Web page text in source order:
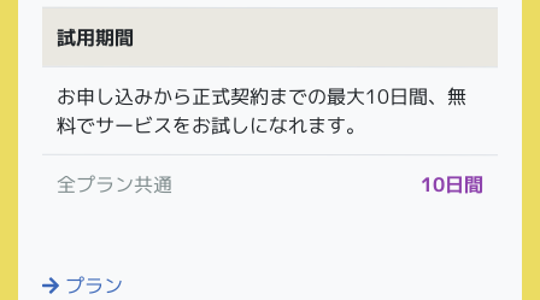
試用期間
お申し込みから正式契約までの最大10日間、無
料でサービスをお試しになれます。
全プラン共通 10日間
プラン